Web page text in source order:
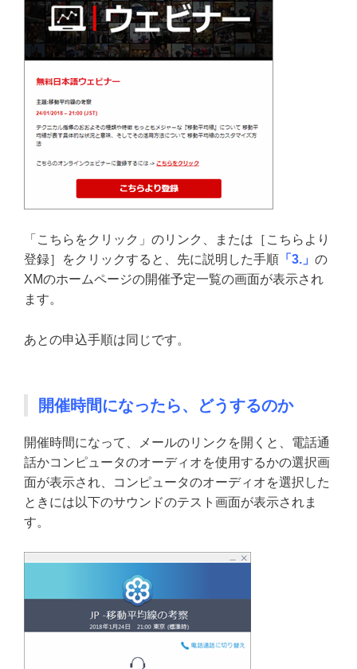
「こちらをクリック」のリンク、または［こちらより
登録］をクリックすると、先に説明した手順 「3.」 の
XMのホームページの開催予定一覧の画面が表示され
ます。
あとの申込手順は同じです。
開催時間になったら、どうするのか
開催時間になって、メールのリンクを開くと、電話通
話かコンピュータのオーディオを使用するかの選択画
面が表示され、コンピュータのオーディオを選択した
ときには以下のサウンドのテスト画面が表示されま
す。